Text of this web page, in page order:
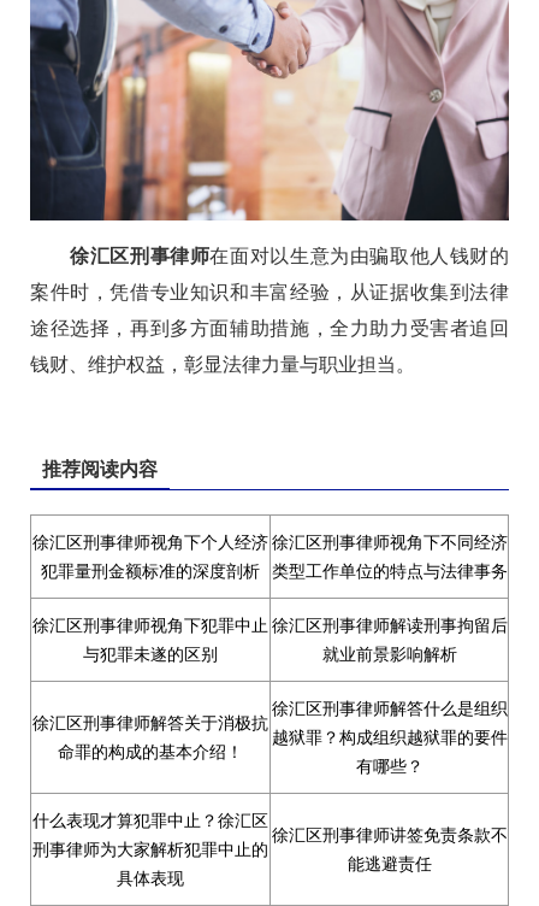
徐汇区刑事律师在面对以生意为由骗取他人钱财的
案件时，凭借专业知识和丰富经验，从证据收集到法律
途径选择，再到多方面辅助措施，全力助力受害者追回
钱财、维护权益，彰显法律力量与职业担当。
推荐阅读内容
徐汇区刑事律师视角下个人经济
犯罪量刑金额标准的深度剖析
徐汇区刑事律师视角下不同经济
类型工作单位的特点与法律事务
徐汇区刑事律师视角下犯罪中止
与犯罪未遂的区别
徐汇区刑事律师解读刑事拘留后
就业前景影响解析
徐汇区刑事律师解答关于消极抗
命罪的构成的基本介绍！
徐汇区刑事律师解答什么是组织
越狱罪？构成组织越狱罪的要件
有哪些？
什么表现才算犯罪中止？徐汇区
刑事律师为大家解析犯罪中止的
具体表现
徐汇区刑事律师讲签免责条款不
能逃避责任